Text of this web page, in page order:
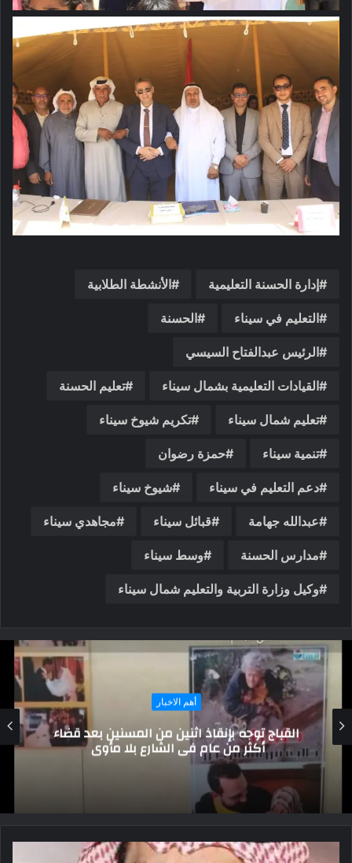
إدارة الحسنة التعليمية الأنشطة الطلابية
التعليم في سيناء الحسنة
الرئيس عبدالفتاح السيسي
القيادات التعليمية بشمال سيناء تعليم الحسنة
تعليم شمال سيناء تكريم شيوخ سيناء
تنمية سيناء حمزة رضوان
دعم التعليم في سيناء شيوخ سيناء
عبدالله جهامة قبائل سيناء مجاهدي سيناء
مدارس الحسنة وسط سيناء
وكيل وزارة التربية والتعليم شمال سيناء
أهم الاخبار
ندوة لإعلام العريش توصي بممارسة الرياضة
واتباع نظام غذائي سليم للحفاظ على صحة الأم